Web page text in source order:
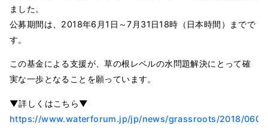
ました。
公募期間は、2018年6月1日～7月31日18時（日本時間）までで
す。
この基金による支援が、草の根レベルの水問題解決にとって確
実な一歩となることを願っています。
▼詳しくはこちら▼
https://www.waterforum.jp/jp/news/grassroots/2018/